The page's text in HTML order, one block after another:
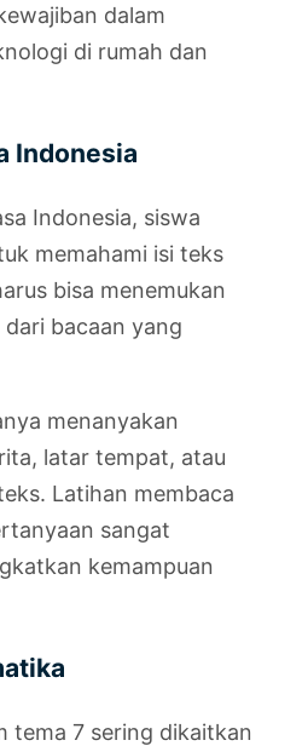
dalam
di rumah dan
Indonesia
Indonesia, siswa
memahami isi teks
bisa menemukan
bacaan yang
menanyakan
latar tempat, atau
Latihan membaca
sangat
kemampuan
tema 7 sering dikaitkan